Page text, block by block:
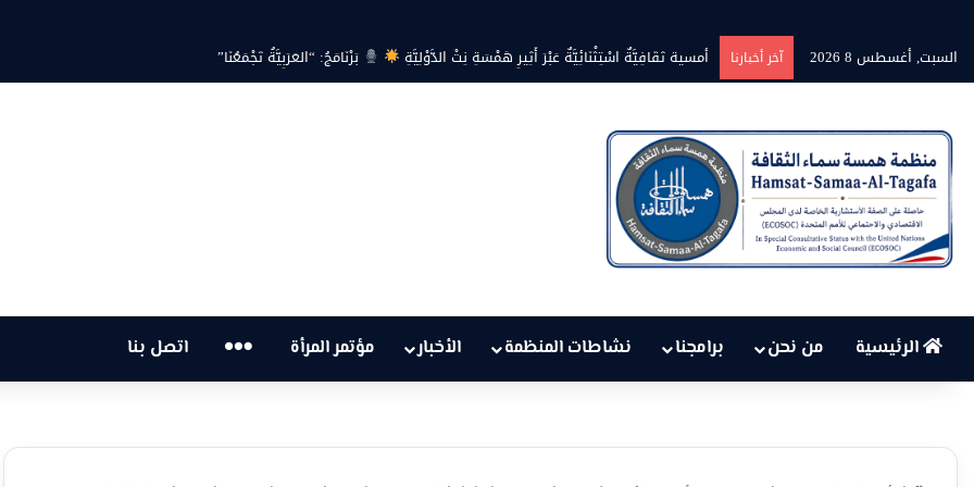
السبت, أغسطس 8 2026
آخر أخبارنا أمسية ثقَافِيَّةٌ اسْتِثْنَائِيَّةٌ عَبْرَ أَثِيرِ هَمْسَةِ نِتْ الدَّوْلِيَّةِ بَرْنَامَجُ: “العَرَبِيَّةُ تَجْمَعُنَا”
الرئيسية من نحن برامجنا نشاطات المنظمة الأخبار مؤتمر المرأة … اتصل بنا